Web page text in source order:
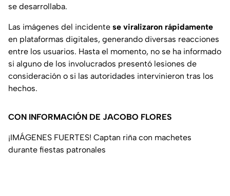
se desarrollaba.
Las imágenes del incidente se viralizaron rápidamente
en plataformas digitales, generando diversas reacciones
entre los usuarios. Hasta el momento, no se ha informado
si alguno de los involucrados presentó lesiones de
consideración o si las autoridades intervinieron tras los
hechos.
CON INFORMACIÓN DE JACOBO FLORES
¡IMÁGENES FUERTES! Captan riña con machetes
durante fiestas patronales